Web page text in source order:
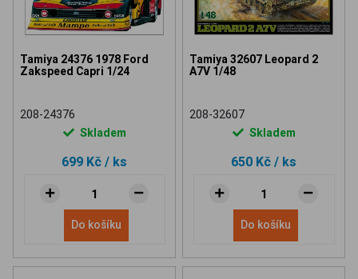
Tamiya 24376 1978 Ford
Zakspeed Capri 1/24
208-24376
Skladem
699 Kč / ks
Do košíku
Tamiya 32607 Leopard 2
A7V 1/48
208-32607
Skladem
650 Kč / ks
Do košíku